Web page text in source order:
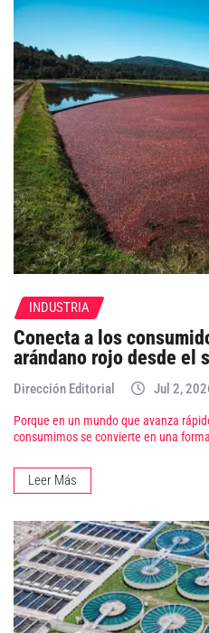
INDUSTRIA
Conecta a los
arándano rojo desde el
Dirección Editorial Jul 2,
Porque en un mundo que avanza
consumimos se convierte en una
Leer Más